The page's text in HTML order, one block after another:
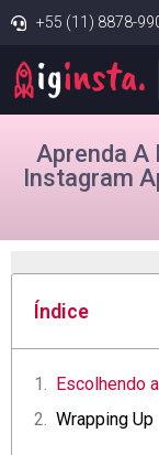
+55 (11) 8878-
Aprenda A
Instagram
Índice
Escolhendo
Wrapping ⁣Up